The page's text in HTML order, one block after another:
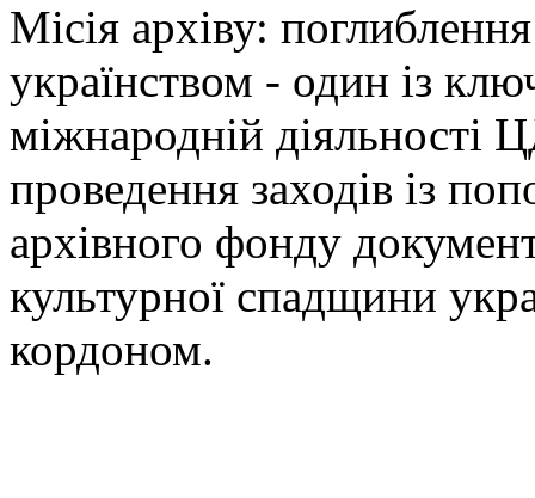
Місія архіву:
українством - один із
міжнародній діяльності
проведення заходів із
архівного фонду
культурної спадщини
кордоном.